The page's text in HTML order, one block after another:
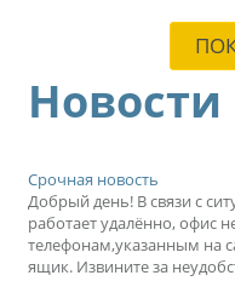
Новости
Срочная новость
Добрый день! В связи с
работает удалённо, офис
телефонам,указанным на
ящик. Извините за